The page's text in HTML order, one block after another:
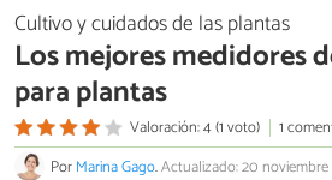
Cultivo y cuidados de las plantas
Los mejores medidores
para plantas
Valoración: 4 (1 voto)
1
PorMarina Gago.Actualizado: 20